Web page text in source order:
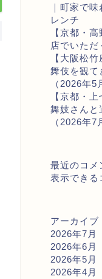
｜町家で
レンチ
【京都・
店でいただ
【大阪松
舞伎を観て
（2026年5
【京都・
舞妓さんと
（2026年7
最近のコメ
表示できる
アーカイブ
2026年7月
2026年6月
2026年5月
2026年4月